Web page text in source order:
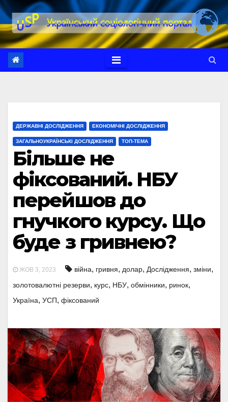
Перейти
до
вмісту
ДЕРЖАВНІ ДОСЛІДЖЕННЯ ЕКОНОМІЧНІ ДОСЛІДЖЕННЯ
ЗАГАЛЬНОУКРАЇНСЬКІ ДОСЛІДЖЕННЯ ТОП-ТЕМА
Більше не
фіксований. НБУ
перейшов до
гнучкого курсу. Що
буде з гривнею?
ЖОВ 3, 2023 війна, гривня, долар, Дослідження, зміни,
золотовалютні резерви, курс, НБУ, обмінники, ринок,
Україна, УСП, фіксований